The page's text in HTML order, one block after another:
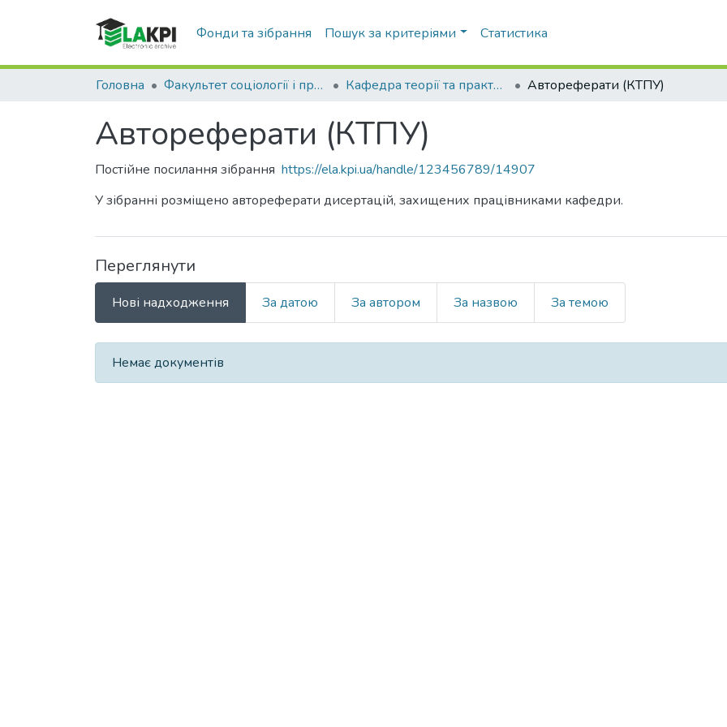
Фонди та зібрання Пошук за критеріями Статистика
Головна Факультет соціології і права (ФСП) Кафедра теорії та практики управління (КТПУ) Автореферати (КТПУ)
Автореферати (КТПУ)
Постійне посилання зібрання https://ela.kpi.ua/handle/123456789/14907
У зібранні розміщено автореферати дисертацій, захищених працівниками кафедри.
Переглянути
Нові надходження За датою За автором За назвою За темою
Нові надходження
Немає документів